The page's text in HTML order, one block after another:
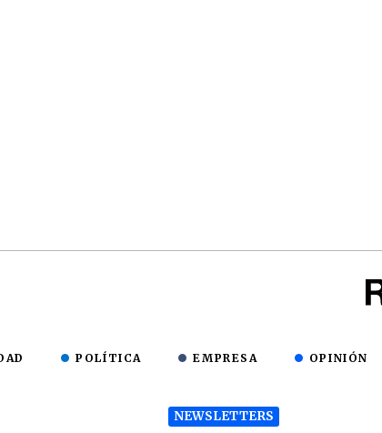
POLÍTICA EMPRESA OPINIÓN
NEWSLETTERS